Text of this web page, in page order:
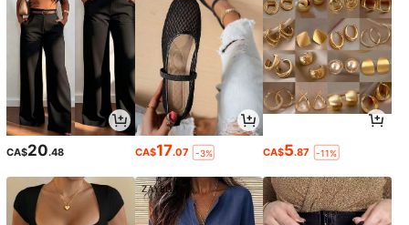
CA$20.48 CA$17.07 -3% CA$5.87 -11%